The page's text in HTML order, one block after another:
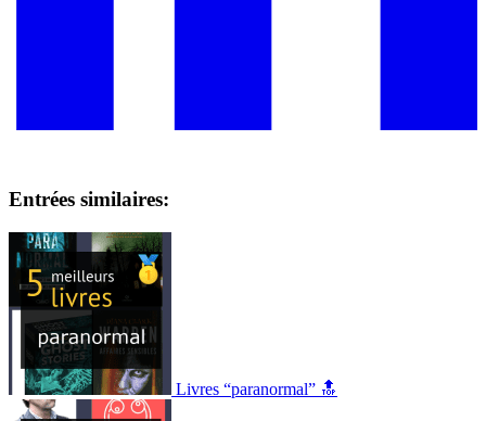
Entrées similaires:
Livres “paranormal” 🔝